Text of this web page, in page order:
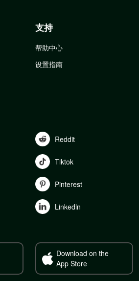
支持
帮助中心
设置指南
Reddit
Tiktok
Pinterest
Linkedln
Download on the
App Store